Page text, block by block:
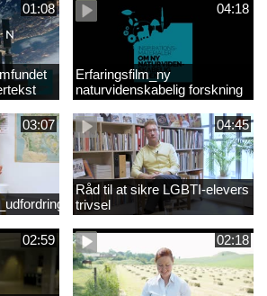
01:08 04:18
Erfaringsfilm_ny
naturvidenskabelig forskning
03:07 04:45
Råd til at sikre LGBTI-elevers
trivsel
02:59 02:18